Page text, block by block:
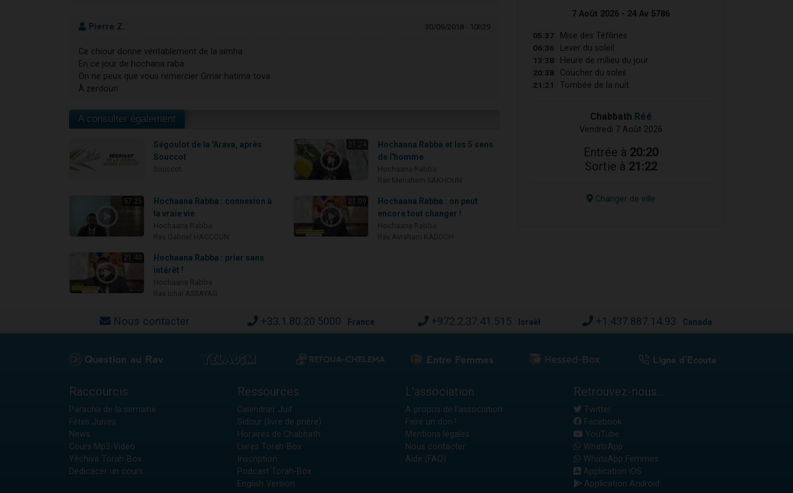
Pierre Z. 30/09/2018 - 10h29
Ce chiour donne véritablement de la simha
En ce jour de hochana raba
On ne peux que vous remercier Gmar hatima tova
À.zerdoun
A consulter également
Ségoulot de la 'Arava, après
Souccot
21:24
Hochaana Rabba et les 5 sens
de l'homme
57:25
Hochaana Rabba : connexion à
la vraie vie
21:09
Hochaana Rabba : on peut
encore tout changer !
21:40
Hochaana Rabba : prier sans
intérêt !
7 Août 2026 - 24 Av 5786
05:37 Mise des Téfilines
06:36 Lever du soleil
13:38 Heure de milieu du jour
20:38 Coucher du soleil
21:21 Tombée de la nuit
Chabbath Réé
Vendredi 7 Août 2026
Entrée à 20:20
Sortie à 21:22
Changer de ville
Nous contacter +33.1.80.20.5000 France +972.2.37.41.515 Israël +1.437.887.14.93 Canada
Raccourcis
Paracha de la semaine
Fêtes Juives
News
Cours Mp3-Vidéo
Yéchiva Torah-Box
Dédicacer un cours
Ressources
Calendrier Juif
Sidour (livre de prière)
Horaires de Chabbath
Livres Torah-Box
Inscription
Podcast Torah-Box
English Version
L'association
A propos de l'association
Faire un don !
Mentions légales
Nous contacter
Aide (FAQ)
Retrouvez-nous...
Twitter
Facebook
YouTube
WhatsApp
WhatsApp Femmes
Application iOS
Application Android